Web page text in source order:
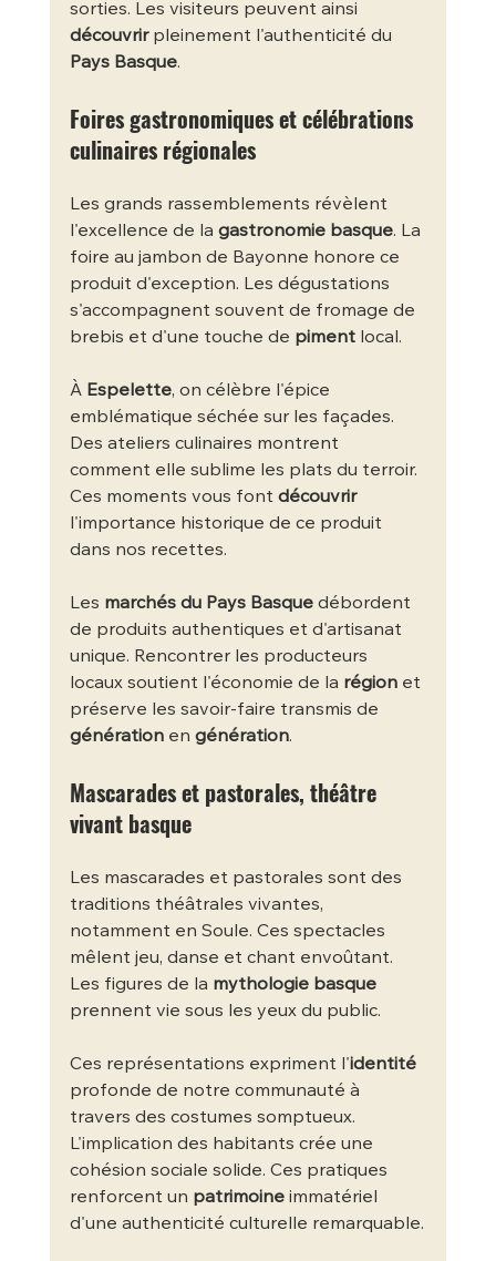
sorties. Les visiteurs peuvent ainsi
découvrir pleinement l'authenticité du
Pays Basque.
Foires gastronomiques et célébrations
culinaires régionales
Les grands rassemblements révèlent
l'excellence de la gastronomie basque. La
foire au jambon de Bayonne honore ce
produit d'exception. Les dégustations
s'accompagnent souvent de fromage de
brebis et d'une touche de piment local.
À Espelette, on célèbre l'épice
emblématique séchée sur les façades.
Des ateliers culinaires montrent
comment elle sublime les plats du terroir.
Ces moments vous font découvrir
l'importance historique de ce produit
dans nos recettes.
Les marchés du Pays Basque débordent
de produits authentiques et d'artisanat
unique. Rencontrer les producteurs
locaux soutient l'économie de la région et
préserve les savoir-faire transmis de
génération en génération.
Mascarades et pastorales, théâtre
vivant basque
Les mascarades et pastorales sont des
traditions théâtrales vivantes,
notamment en Soule. Ces spectacles
mêlent jeu, danse et chant envoûtant.
Les figures de la mythologie basque
prennent vie sous les yeux du public.
Ces représentations expriment l'identité
profonde de notre communauté à
travers des costumes somptueux.
L'implication des habitants crée une
cohésion sociale solide. Ces pratiques
renforcent un patrimoine immatériel
d'une authenticité culturelle remarquable.